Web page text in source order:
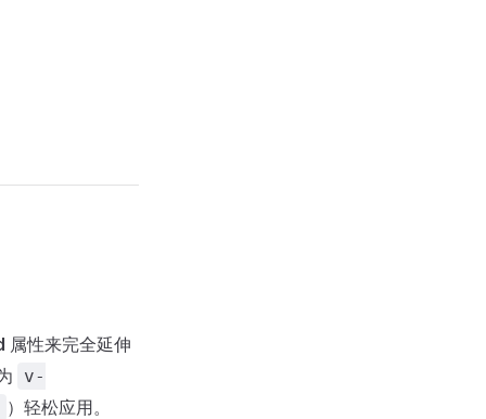
属性来完全延伸
v-
）轻松应用。